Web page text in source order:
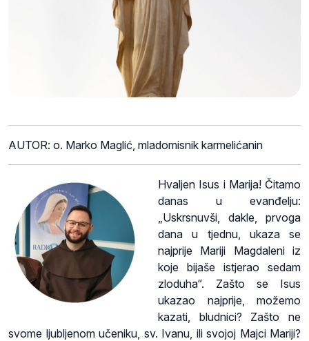
AUTOR: o. Marko Maglić, mladomisnik karmelićanin
Hvaljen Isus i Marija! Čitamo
danas u evanđelju:
„Uskrsnuvši, dakle, prvoga
dana u tjednu, ukaza se
najprije Mariji Magdaleni iz
koje bijaše istjerao sedam
zloduha“. Zašto se Isus
ukazao najprije, možemo
kazati, bludnici? Zašto ne
svome ljubljenom učeniku, sv. Ivanu, ili svojoj Majci Mariji?